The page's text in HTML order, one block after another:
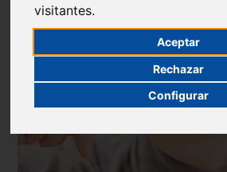
visitantes.
Aceptar
Rechazar
Configurar